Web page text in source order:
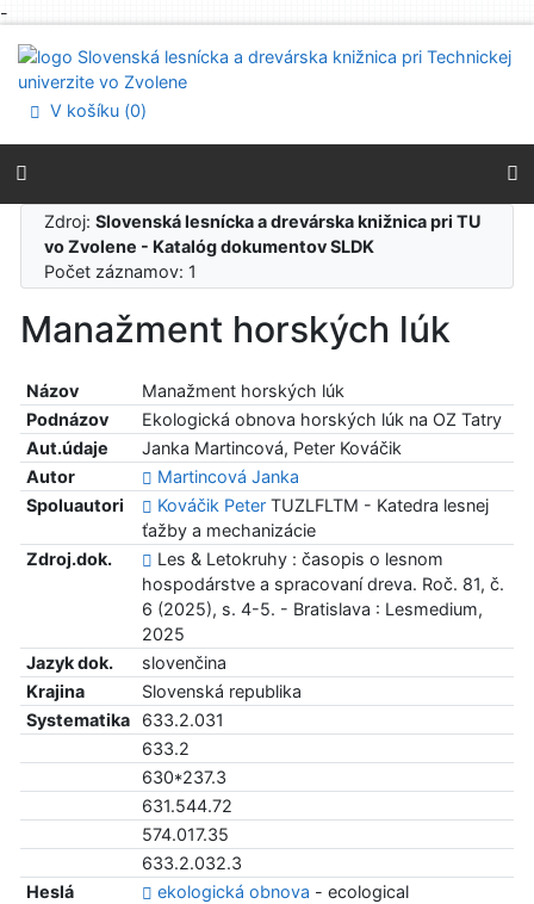
-
Prejsť na menu
Prehlásenie o webovej prístupnosti
V košíku (0)
Zdroj:Slovenská lesnícka a drevárska knižnica pri TU
vo Zvolene - Katalóg dokumentov SLDK
Počet záznamov: 1
Manažment horských lúk
Názov
Manažment horských lúk
Podnázov
Ekologická obnova horských lúk na OZ Tatry
Aut.údaje
Janka Martincová, Peter Kováčik
Autor
Martincová Janka
Spoluautori
Kováčik PeterTUZLFLTM - Katedra lesnej
ťažby a mechanizácie
Zdroj.dok.
Les & Letokruhy : časopis o lesnom
hospodárstve a spracovaní dreva. Roč. 81, č.
6 (2025), s. 4-5. - Bratislava : Lesmedium,
2025
Jazyk dok.
slovenčina
Krajina
Slovenská republika
Systematika
633.2.031
633.2
630*237.3
631.544.72
574.017.35
633.2.032.3
Heslá
ekologická obnova - ecological